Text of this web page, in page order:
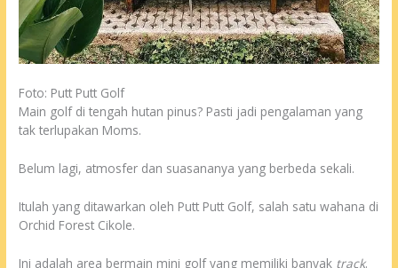
Foto: Putt Putt Golf
Main golf di tengah hutan pinus? Pasti jadi pengalaman yang
tak terlupakan Moms.
Belum lagi, atmosfer dan suasananya yang berbeda sekali.
Itulah yang ditawarkan oleh Putt Putt Golf, salah satu wahana di
Orchid Forest Cikole.
Ini adalah area bermain mini golf yang memiliki banyak track.